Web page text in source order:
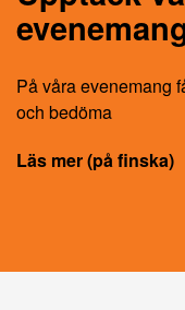
På våra evenemang
och bedöma
Läs mer (på finska)